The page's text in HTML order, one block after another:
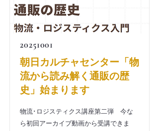
20251001
朝日カルチャセンター「物
流から読み解く通販の歴
史」始まります
物流･ロジスティクス講座第二弾 今な
ら初回アーカイブ動画から受講できま